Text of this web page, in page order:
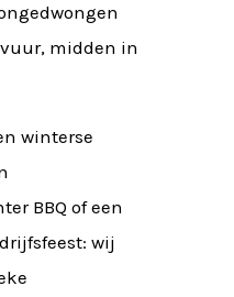
midden in
winterse
BBQ of een
wij